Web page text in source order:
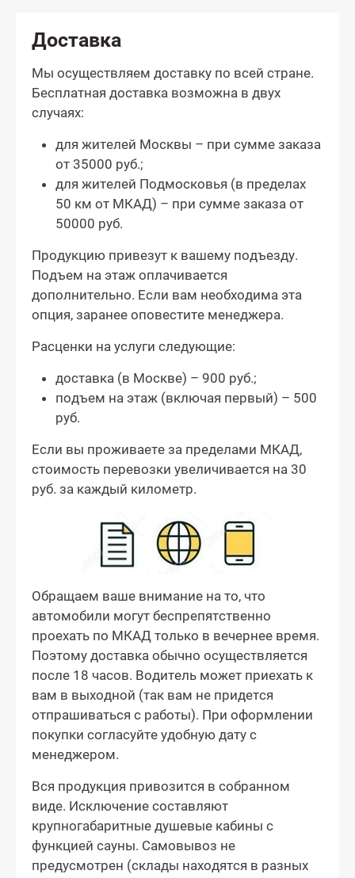
Доставка
Мы осуществляем доставку по всей стране.
Бесплатная доставка возможна в двух
случаях:
для жителей Москвы – при сумме заказа
от 35000 руб.;
для жителей Подмосковья (в пределах
50 км от МКАД) – при сумме заказа от
50000 руб.
Продукцию привезут к вашему подъезду.
Подъем на этаж оплачивается
дополнительно. Если вам необходима эта
опция, заранее оповестите менеджера.
Расценки на услуги следующие:
доставка (в Москве) – 900 руб.;
подъем на этаж (включая первый) – 500
руб.
Если вы проживаете за пределами МКАД,
стоимость перевозки увеличивается на 30
руб. за каждый километр.
Обращаем ваше внимание на то, что
автомобили могут беспрепятственно
проехать по МКАД только в вечернее время.
Поэтому доставка обычно осуществляется
после 18 часов. Водитель может приехать к
вам в выходной (так вам не придется
отпрашиваться с работы). При оформлении
покупки согласуйте удобную дату с
менеджером.
Вся продукция привозится в собранном
виде. Исключение составляют
крупногабаритные душевые кабины с
функцией сауны. Самовывоз не
предусмотрен (склады находятся в разных